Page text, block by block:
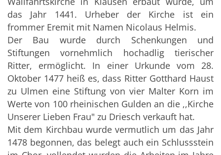
das Jahr 1441. Urheber der Kirche ist ein
frommer Eremit mit Namen Nicolaus Helmis.
Der Bau wurde durch Schenkungen und
Stiftungen vornehmlich hochadlig tierischer
Ritter, ermöglicht. In einer Urkunde vom 28.
Oktober 1477 heiß es, dass Ritter Gotthard Haust
zu Ulmen eine Stiftung von vier Malter Korn im
Werte von 100 rheinischen Gulden an die ,,Kirche
Unserer Lieben Frau" zu Driesch verkauft hat.
Mit dem Kirchbau wurde vermutlich um das Jahr
1478 begonnen, das belegt auch ein Schlussstein